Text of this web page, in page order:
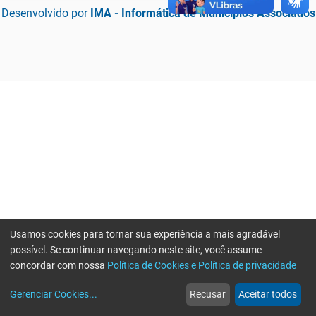
Desenvolvido por IMA - Informática de Municípios Associados
web
Notícias
more_horiz
Mais
Usamos cookies para tornar sua experiência a mais agradável
possível. Se continuar navegando neste site, você assume
concordar com nossa Política de Cookies e Política de privacidade
Gerenciar Cookies... Recusar Aceitar todos
Erro ao enviar informações, por favor tente novamente